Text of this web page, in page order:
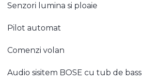
Senzori lumina si ploaie
Pilot automat
Comenzi volan
Audio sisitem BOSE cu tub de bass